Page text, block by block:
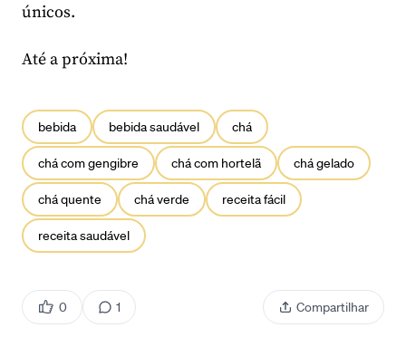
únicos.
Até a próxima!
bebida bebida saudável chá
chá com gengibre chá com hortelã chá gelado
chá quente chá verde receita fácil
receita saudável
0 1 Compartilhar